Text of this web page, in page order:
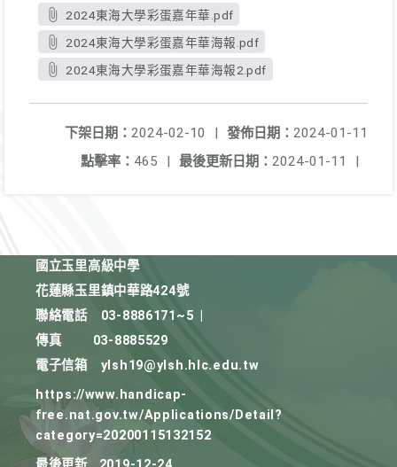
2024東海大學彩蛋嘉年華.pdf
2024東海大學彩蛋嘉年華海報.pdf
2024東海大學彩蛋嘉年華海報2.pdf
發佈日期： 2024-01-11
下架日期： 2024-02-10
|
最後更新日期： 2024-01-11 |
點擊率： 465 |
國立玉里高級中學
花蓮縣玉里鎮中華路424號
聯絡電話
03-8886171~5
傳真
03-8885529
電子信箱
ylsh19@ylsh.hlc.edu.tw
https://www.handicap-
free.nat.gov.tw/Applications/Detail?
category=20200115132152